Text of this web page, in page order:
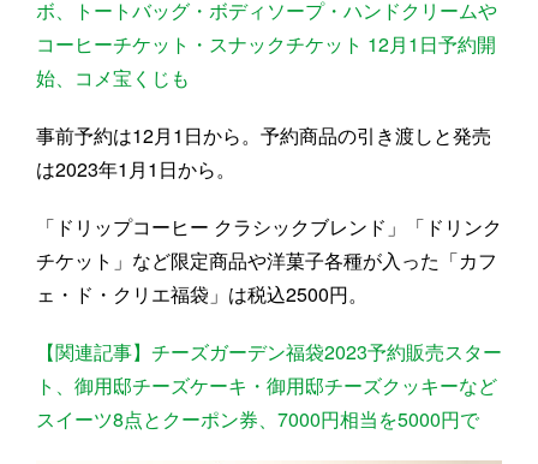
ボ、トートバッグ・ボディソープ・ハンドクリームや
コーヒーチケット・スナックチケット 12月1日予約開
始、コメ宝くじも
事前予約は12月1日から。予約商品の引き渡しと発売
は2023年1月1日から。
「ドリップコーヒー クラシックブレンド」「ドリンク
チケット」など限定商品や洋菓子各種が入った「カフ
ェ・ド・クリエ福袋」は税込2500円。
【関連記事】チーズガーデン福袋2023予約販売スター
ト、御用邸チーズケーキ・御用邸チーズクッキーなど
スイーツ8点とクーポン券、7000円相当を5000円で